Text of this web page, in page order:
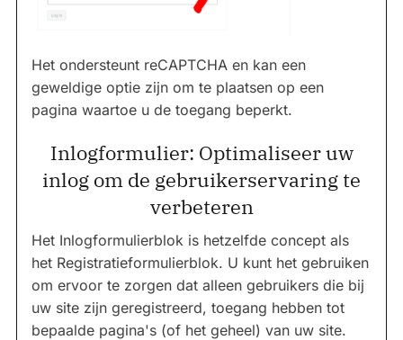
Het ondersteunt reCAPTCHA en kan een
geweldige optie zijn om te plaatsen op een
pagina waartoe u de toegang beperkt.
Inlogformulier: Optimaliseer uw
inlog om de gebruikerservaring te
verbeteren
Het Inlogformulierblok is hetzelfde concept als
het Registratieformulierblok. U kunt het gebruiken
om ervoor te zorgen dat alleen gebruikers die bij
uw site zijn geregistreerd, toegang hebben tot
bepaalde pagina's (of het geheel) van uw site.